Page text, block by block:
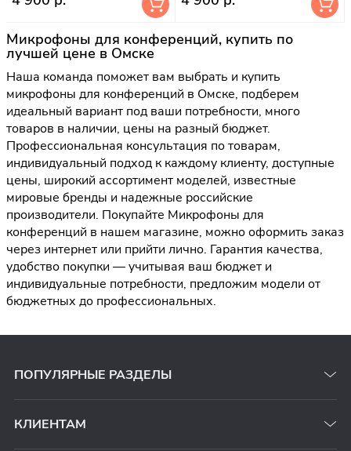
Микрофоны для конференций, купить по
лучшей цене в Омске
Наша команда поможет вам выбрать и купить
микрофоны для конференций в Омске, подберем
идеальный вариант под ваши потребности, много
товаров в наличии, цены на разный бюджет.
Профессиональная консультация по товарам,
индивидуальный подход к каждому клиенту, доступные
цены, широкий ассортимент моделей, известные
мировые бренды и надежные российские
производители. Покупайте Микрофоны для
конференций в нашем магазине, можно оформить заказ
через интернет или прийти лично. Гарантия качества,
удобство покупки — учитывая ваш бюджет и
индивидуальные потребности, предложим модели от
бюджетных до профессиональных.
ПОПУЛЯРНЫЕ РАЗДЕЛЫ
КЛИЕНТАМ